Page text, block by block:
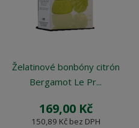
Želatinové bonbóny citrón
Bergamot Le Pr...
169,00 Kč
150,89 Kč bez DPH